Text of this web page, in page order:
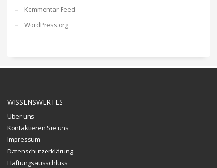
Kommentar-Feed
WordPress.org
WISSENSWERTES
Über uns
Kontaktieren Sie uns
Impressum
Datenschutzerklärung
Haftungsausschluss